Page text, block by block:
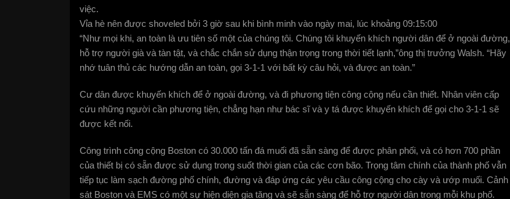
việc.
Vỉa hè nên được shoveled bởi 3 giờ sau khi bình minh vào ngày mai, lúc khoảng 09:15:00
“Như mọi khi, an toàn là ưu tiên số một của chúng tôi. Chúng tôi khuyến khích người dân để ở ngoài đường,
hỗ trợ người già và tàn tật, và chắc chắn sử dụng thận trọng trong thời tiết lạnh,”ông thị trưởng Walsh. “Hãy
nhớ tuân thủ các hướng dẫn an toàn, gọi 3-1-1 với bất kỳ câu hỏi, và được an toàn.”
Cư dân được khuyến khích để ở ngoài đường, và đi phương tiện công cộng nếu cần thiết. Nhân viên cấp
cứu những người cần phương tiện, chẳng hạn như bác sĩ và y tá được khuyến khích để gọi cho 3-1-1 sẽ
được kết nối.
Công trình công cộng Boston có 30.000 tấn đá muối đã sẵn sàng để được phân phối, và có hơn 700 phần
của thiết bị có sẵn được sử dụng trong suốt thời gian của các cơn bão. Trọng tâm chính của thành phố vẫn
tiếp tục làm sạch đường phố chính, đường và đáp ứng các yêu cầu công cộng cho cày và ướp muối. Cảnh
sát Boston và EMS có một sự hiện diện gia tăng và sẽ sẵn sàng để hỗ trợ người dân trong mỗi khu phố.